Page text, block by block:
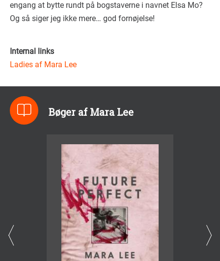
engang at bytte rundt på bogstaverne i navnet Elsa Mo?
Og så siger jeg ikke mere… god fornøjelse!
Internal links
Ladies af Mara Lee
Bøger af Mara Lee